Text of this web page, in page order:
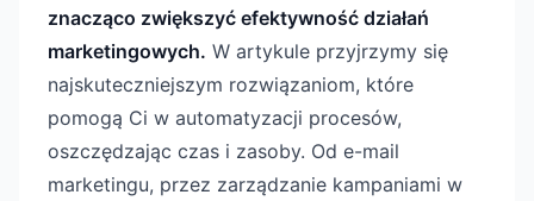
znacząco zwiększyć efektywność działań
marketingowych. W artykule przyjrzymy się
najskuteczniejszym rozwiązaniom, które
pomogą Ci w automatyzacji procesów,
oszczędzając czas i zasoby. Od e-mail
marketingu, przez zarządzanie kampaniami w